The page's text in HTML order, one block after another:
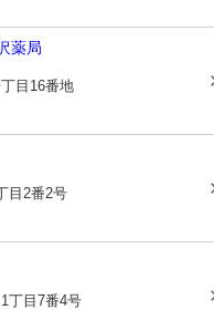
薬局
目16番地
目2番2号
丁目7番4号